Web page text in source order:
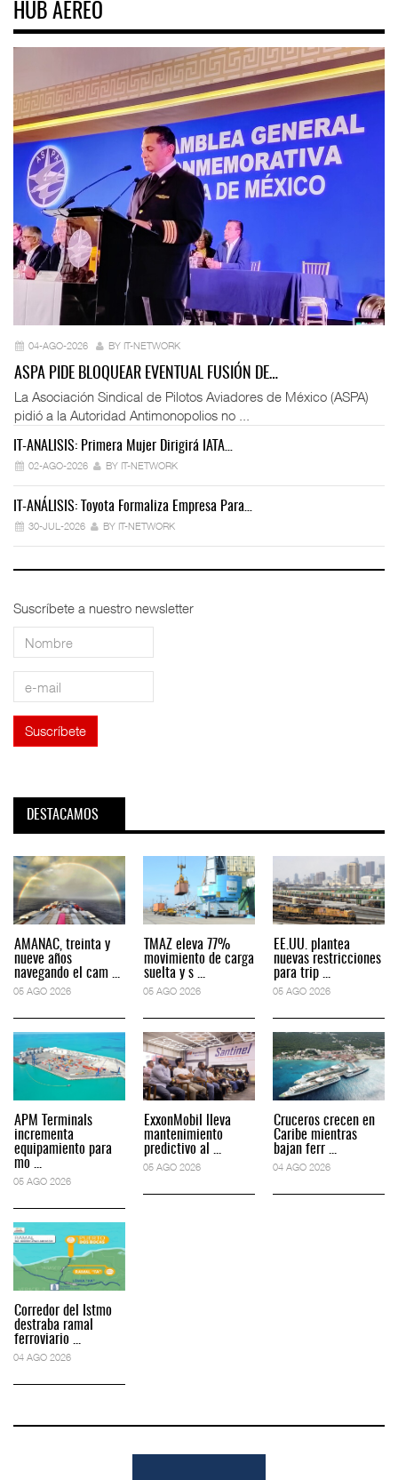
HUB AÉREO
04-AGO-2026 BY IT-NETWORK
ASPA PIDE BLOQUEAR EVENTUAL FUSIÓN DE…
La Asociación Sindical de Pilotos Aviadores de México (ASPA)
pidió a la Autoridad Antimonopolios no ...
IT-ANÁLISIS: Primera Mujer Dirigirá IATA…
02-AGO-2026 BY IT-NETWORK
IT-ANÁLISIS: Toyota Formaliza Empresa Para…
30-JUL-2026 BY IT-NETWORK
Suscríbete a nuestro newsletter
DESTACAMOS
AMANAC, treinta y
nueve años
navegando el cam ...
05 AGO 2026
APM Terminals
incrementa
equipamiento para
mo ...
05 AGO 2026
Corredor del Istmo
destraba ramal
ferroviario ...
04 AGO 2026
TMAZ eleva 77%
movimiento de carga
suelta y s ...
05 AGO 2026
ExxonMobil lleva
mantenimiento
predictivo al ...
05 AGO 2026
EE.UU. plantea
nuevas restricciones
para trip ...
05 AGO 2026
Cruceros crecen en
Caribe mientras
bajan ferr ...
04 AGO 2026